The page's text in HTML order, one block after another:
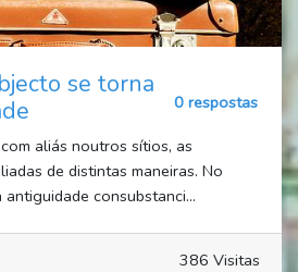
se torna
0 respostas
aliás noutros sítios, as
de distintas maneiras. No
consubstanci...
386 Visitas